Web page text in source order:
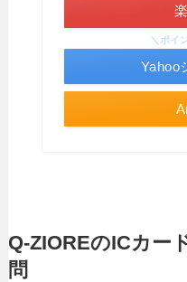
＼ポイ
Yahoo
Q-ZIOREのICカー
問